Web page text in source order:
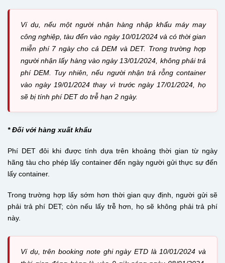
Ví dụ, nếu một người nhận hàng nhập khẩu máy may
công nghiệp, tàu đến vào ngày 10/01/2024 và có thời gian
miễn phí 7 ngày cho cả DEM và DET. Trong trường hợp
người nhận lấy hàng vào ngày 13/01/2024, không phải trả
phí DEM. Tuy nhiên, nếu người nhận trả rỗng container
vào ngày 19/01/2024 thay vì trước ngày 17/01/2024, họ
sẽ bị tính phí DET do trễ hạn 2 ngày.
* Đối với hàng xuất khẩu
Phí DET đôi khi được tính dựa trên khoảng thời gian từ ngày
hãng tàu cho phép lấy container đến ngày người gửi thực sự đến
lấy container.
Trong trường hợp lấy sớm hơn thời gian quy định, người gửi sẽ
phải trả phí DET; còn nếu lấy trễ hơn, họ sẽ không phải trả phí
này.
Ví dụ, trên booking note ghi ngày ETD là 10/01/2024 và